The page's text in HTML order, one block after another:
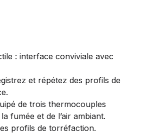
: interface conviviale avec
et répétez des profils de
de trois thermocouples
fumée et de l’air ambiant.
profils de torréfaction.